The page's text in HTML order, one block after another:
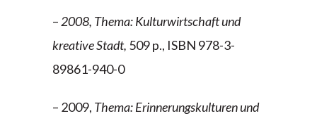
– 2008, Thema: Kulturwirtschaft und
kreative Stadt, 509 p., ISBN 978-3-
89861-940-0
– 2009, Thema: Erinnerungskulturen und